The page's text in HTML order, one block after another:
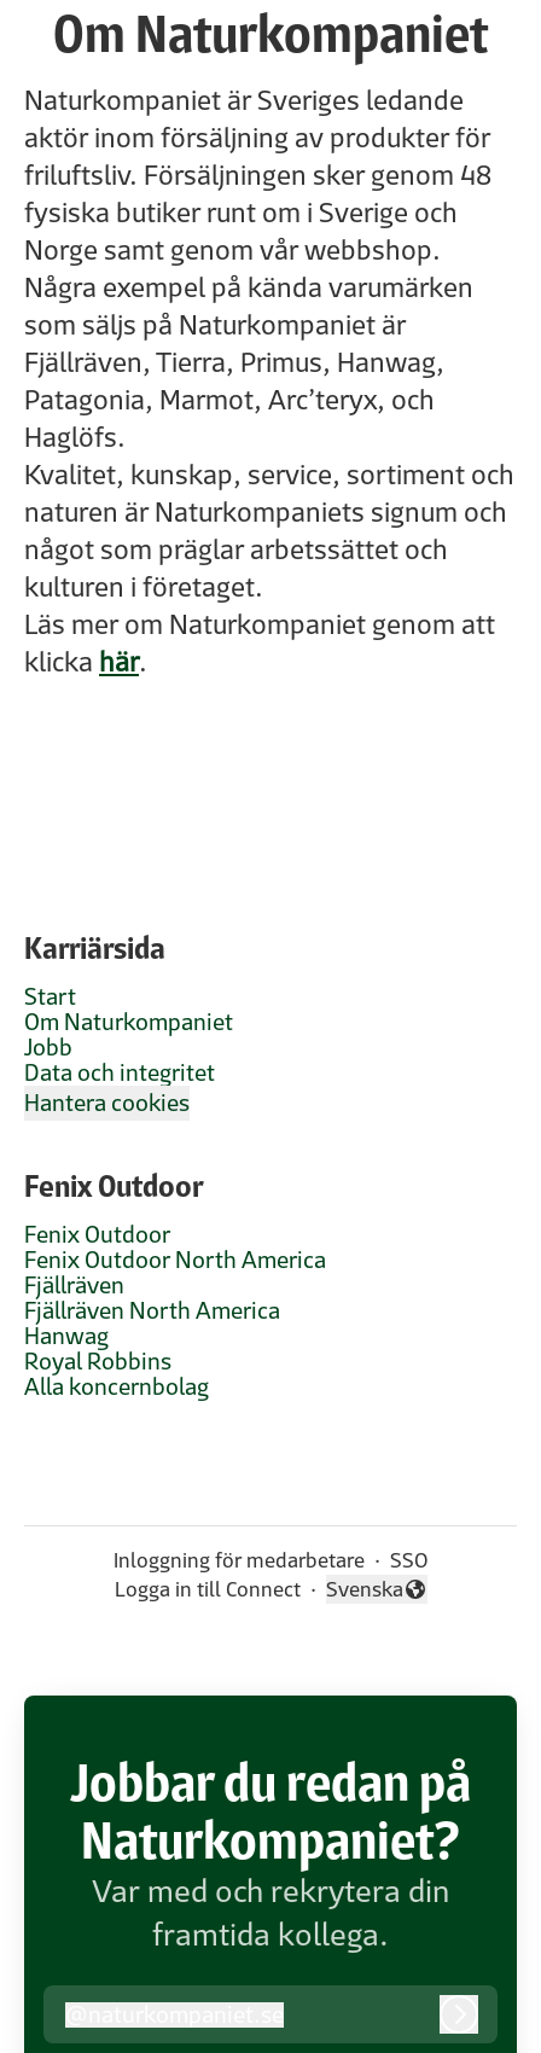
Om Naturkompaniet
Naturkompaniet är Sveriges ledande
aktör inom försäljning av produkter för
friluftsliv. Försäljningen sker genom 48
fysiska butiker runt om i Sverige och
Norge samt genom vår webbshop.
Några exempel på kända varumärken
som säljs på Naturkompaniet är
Fjällräven, Tierra, Primus, Hanwag,
Patagonia, Marmot, Arc’teryx, och
Haglöfs.
Kvalitet, kunskap, service, sortiment och
naturen är Naturkompaniets signum och
något som präglar arbetssättet och
kulturen i företaget.
Läs mer om Naturkompaniet genom att
klicka här.
Karriärsida
Start
Om Naturkompaniet
Jobb
Data och integritet
Hantera cookies
Fenix Outdoor
Fenix Outdoor
Fenix Outdoor North America
Fjällräven
Fjällräven North America
Hanwag
Royal Robbins
Alla koncernbolag
Inloggning för medarbetare · SSO
Logga in till Connect · Byt språk
Svenska
Jobbar du redan på
Naturkompaniet?
Var med och rekrytera din
framtida kollega.
naturkompaniet.se